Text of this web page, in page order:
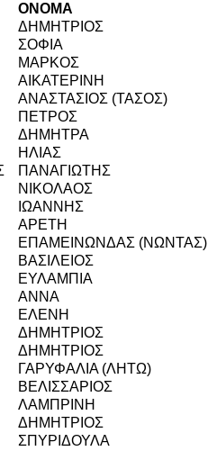
ΟΝΟΜΑ
ΔΗΜΗΤΡΙΟΣ
ΣΟΦΙΑ
ΜΑΡΚΟΣ
ΑΙΚΑΤΕΡΙΝΗ
ΑΝΑΣΤΑΣΙΟΣ (ΤΑΣΟΣ)
ΠΕΤΡΟΣ
ΔΗΜΗΤΡΑ
ΗΛΙΑΣ
ΠΑΝΑΓΙΩΤΗΣ
ΝΙΚΟΛΑΟΣ
ΙΩΑΝΝΗΣ
ΑΡΕΤΗ
ΕΠΑΜΕΙΝΩΝΔΑΣ (ΝΩΝΤΑΣ)
ΒΑΣΙΛΕΙΟΣ
ΕΥΛΑΜΠΙΑ
ΑΝΝΑ
ΕΛΕΝΗ
ΔΗΜΗΤΡΙΟΣ
ΔΗΜΗΤΡΙΟΣ
ΓΑΡΥΦΑΛΙΑ (ΛΗΤΩ)
ΒΕΛΙΣΣΑΡΙΟΣ
ΛΑΜΠΡΙΝΗ
ΔΗΜΗΤΡΙΟΣ
ΣΠΥΡΙΔΟΥΛΑ